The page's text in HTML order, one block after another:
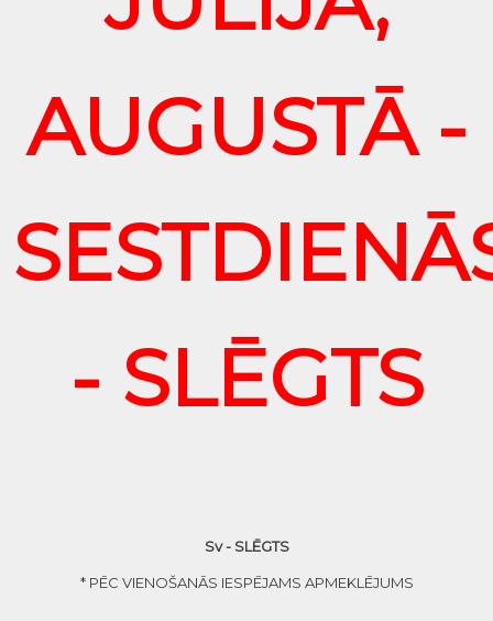
AUGUSTĀ -
- SLĒGTS
Sv - SLĒGTS
* PĒC VIENOŠANĀS IESPĒJAMS APMEKLĒJUMS